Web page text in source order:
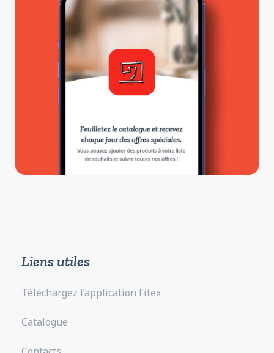
Liens utiles
Téléchargez l’application Fitex
Catalogue